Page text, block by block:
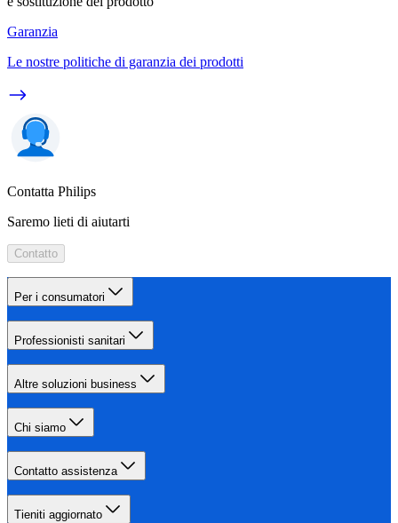
Garanzia
Le nostre politiche di garanzia dei prodotti
Contatta Philips
Saremo lieti di aiutarti
Contatto
Per i consumatori
Professionisti sanitari
Altre soluzioni business
Chi siamo
Contatto assistenza
Tieniti aggiornato